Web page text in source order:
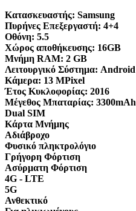
Κατασκευαστής: Samsung
Πυρήνες Επεξεργαστή: 4+4
Οθόνη: 5.5
Χώρος αποθήκευσης: 16GB
Μνήμη RAM: 2 GB
Λειτουργικό Σύστημα: Android
Κάμερα: 13 MPixel
Έτος Κυκλοφορίας: 2016
Μέγεθος Μπαταρίας: 3300mAh
Dual SIM
Κάρτα Μνήμης
Αδιάβροχο
Φυσικό πληκτρολόγιο
Γρήγορη Φόρτιση
Ασύρματη Φόρτιση
4G - LTE
5G
Ανθεκτικό